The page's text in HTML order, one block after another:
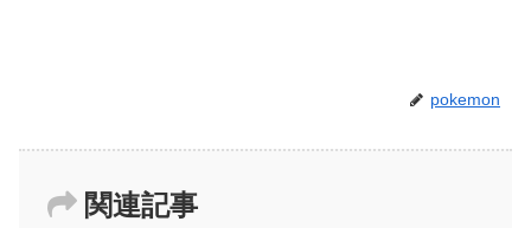
pokemon
関連記事